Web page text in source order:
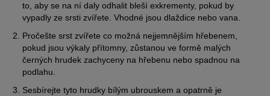
to, aby se na ní daly odhalit bleší exkrementy, pokud by
vypadly ze srsti zvířete. Vhodné jsou dlaždice nebo vana.
Pročešte srst zvířete co možná nejjemnějším hřebenem,
pokud jsou výkaly přítomny, zůstanou ve formě malých
černých hrudek zachyceny na hřebenu nebo spadnou na
podlahu.
Sesbírejte tyto hrudky bílým ubrouskem a opatrně je